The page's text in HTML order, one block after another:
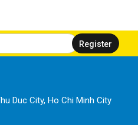
Duc City, Ho Chi Minh City